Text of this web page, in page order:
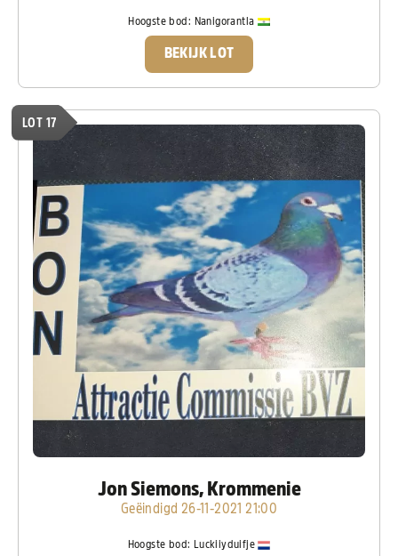
Hoogste bod: Nanigorantla
BEKIJK LOT
LOT 17
Jon Siemons, Krommenie
Geëindigd 26-11-2021 21:00
Hoogste bod: Luckiiyduifje